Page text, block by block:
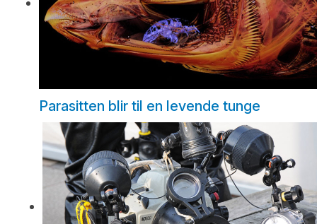
Parasitten blir til en levende tunge